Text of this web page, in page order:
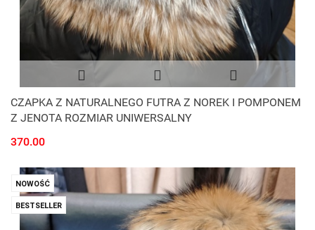
CZAPKA Z NATURALNEGO FUTRA Z NOREK I POMPONEM
Z JENOTA ROZMIAR UNIWERSALNY
370.00
NOWOŚĆ
BESTSELLER